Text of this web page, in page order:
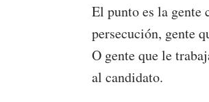
El punto es la gente
persecución, gente
O gente que le
al candidato.